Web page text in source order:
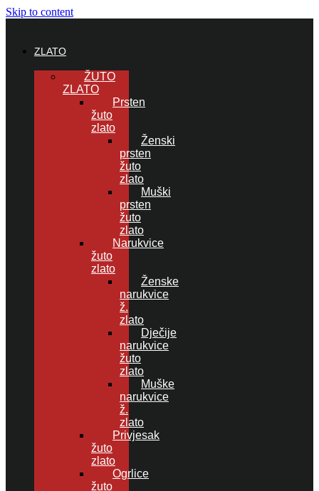
Skip to content
ZLATO
ŽUTO
ZLATO
Prsten
žuto
zlato
Ženski
prsten
žuto
zlato
Muški
prsten
žuto
zlato
Narukvice
žuto
zlato
Ženske
narukvice
ž.
zlato
Dječije
narukvice
žuto
zlato
Muške
narukvice
ž.
zlato
Privjesak
žuto
zlato
Ogrlice
žuto